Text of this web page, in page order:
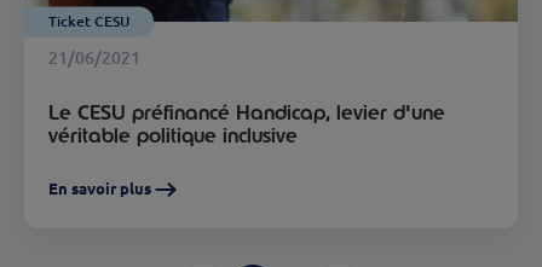
Ticket CESU
21/06/2021
Le CESU préfinancé Handicap, levier d'une
véritable politique inclusive
En savoir plus